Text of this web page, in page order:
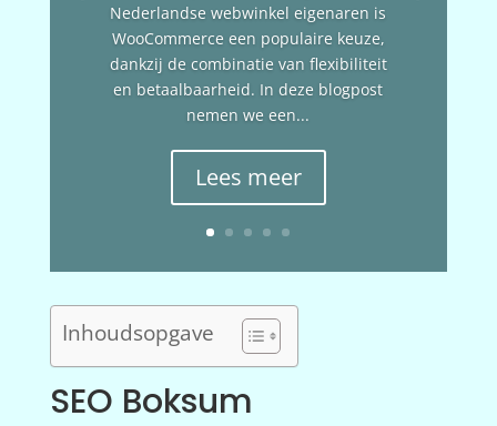
Nederlandse webwinkel eigenaren is
WooCommerce een populaire keuze,
dankzij de combinatie van flexibiliteit
en betaalbaarheid. In deze blogpost
nemen we een...
Lees meer
Inhoudsopgave
SEO Boksum